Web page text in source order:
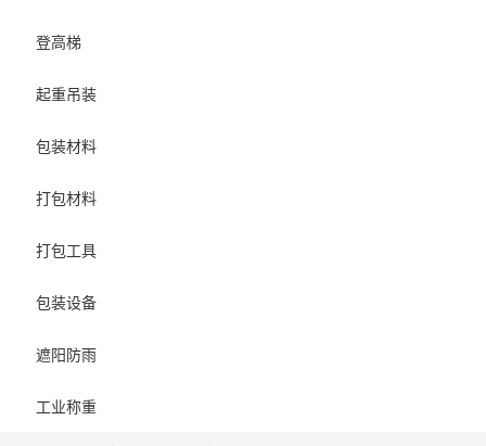
登高梯
起重吊装
包装材料
打包材料
打包工具
包装设备
遮阳防雨
工业称重